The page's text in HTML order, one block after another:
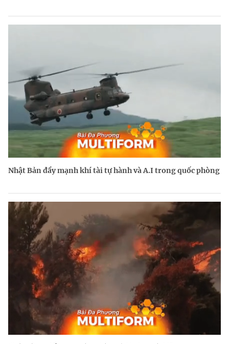
Nhật Bản đẩy mạnh khí tài tự hành và A.I trong quốc phòng